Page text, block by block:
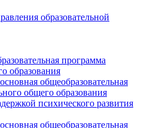
образовательной
программа
образования
общеобразовательная
общего образования
психического развития
общеобразовательная